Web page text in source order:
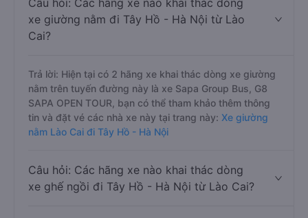
Câu hỏi: Các hãng xe nào khai thác dòng
xe giường nằm đi Tây Hồ - Hà Nội từ Lào
Cai?
Trả lời: Hiện tại có 2 hãng xe khai thác dòng xe giường
nằm trên tuyến đường này là xe Sapa Group Bus, G8
SAPA OPEN TOUR, bạn có thể tham khảo thêm thông
tin và đặt vé các nhà xe này tại trang này: Xe giường
nằm Lào Cai đi Tây Hồ - Hà Nội
Câu hỏi: Các hãng xe nào khai thác dòng
xe ghế ngồi đi Tây Hồ - Hà Nội từ Lào Cai?